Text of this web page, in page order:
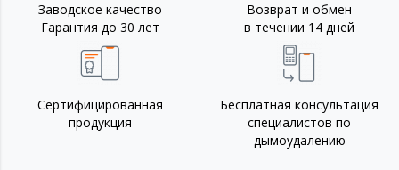
Заводское качество
Гарантия до 30 лет
Возврат и обмен
в течении 14 дней
Сертифицированная
продукция
Бесплатная консультация
специалистов по
дымоудалению